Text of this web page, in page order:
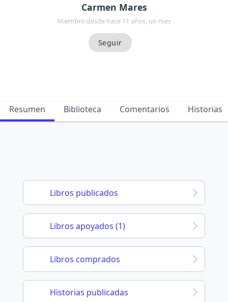
Carmen Mares
Miembro desde hace 11 años, un mes
Resumen Biblioteca Comentarios Historias
Libros publicados
Libros apoyados (1)
Libros comprados
Historias publicadas